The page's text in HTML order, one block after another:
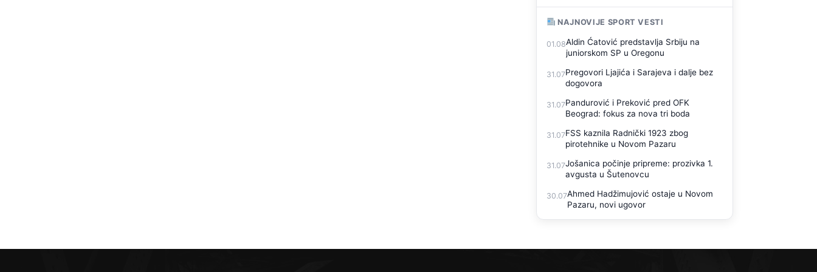
NAJNOVIJE SPORT VESTI
01.08Aldin Ćatović predstavlja Srbiju na
juniorskom SP u Oregonu
31.07Pregovori Ljajića i Sarajeva i dalje bez
dogovora
31.07Pandurović i Preković pred OFK
Beograd: fokus za nova tri boda
31.07FSS kaznila Radnički 1923 zbog
pirotehnike u Novom Pazaru
31.07Jošanica počinje pripreme: prozivka 1.
avgusta u Šutenovcu
30.07Ahmed Hadžimujović ostaje u Novom
Pazaru, novi ugovor